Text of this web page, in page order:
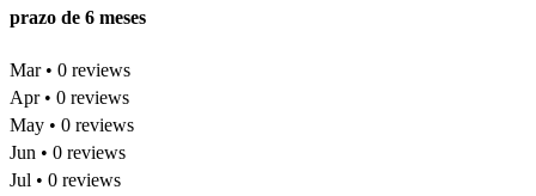
prazo de 6 meses
Mar • 0 reviews
Apr • 0 reviews
May • 0 reviews
Jun • 0 reviews
Jul • 0 reviews